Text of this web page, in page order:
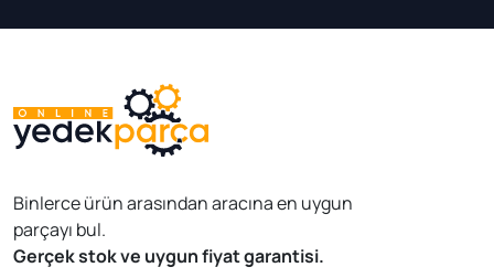
Binlerce ürün arasından aracına en uygun
parçayı bul.
Gerçek stok ve uygun fiyat garantisi.